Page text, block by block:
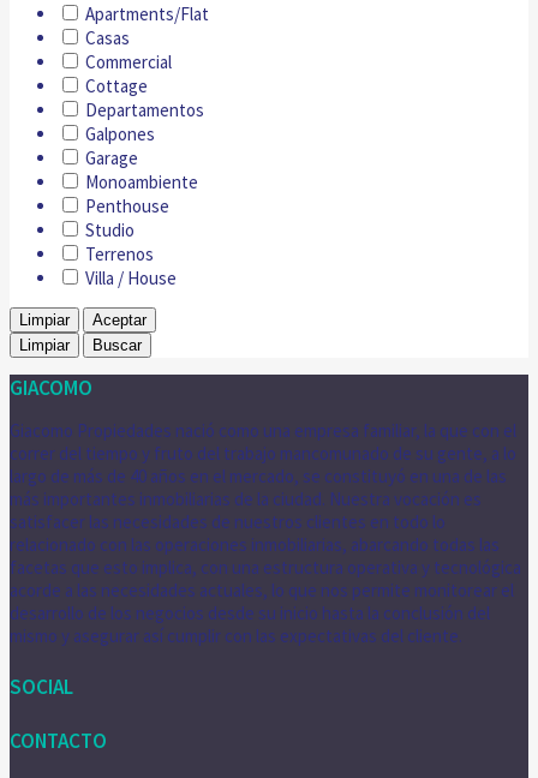
Apartments/Flat
Casas
Commercial
Cottage
Departamentos
Galpones
Garage
Monoambiente
Penthouse
Studio
Terrenos
Villa / House
Limpiar
Aceptar
Limpiar
Buscar
GIACOMO
Giacomo Propiedades nació como una empresa familiar, la que con el
correr del tiempo y fruto del trabajo mancomunado de su gente, a lo
largo de más de 40 años en el mercado, se constituyó en una de las
más importantes inmobiliarias de la ciudad. Nuestra vocación es
satisfacer las necesidades de nuestros clientes en todo lo
relacionado con las operaciones inmobiliarias, abarcando todas las
facetas que esto implica, con una estructura operativa y tecnológica
acorde a las necesidades actuales, lo que nos permite monitorear el
desarrollo de los negocios desde su inicio hasta la conclusión del
mismo y asegurar así cumplir con las expectativas del cliente.
SOCIAL
CONTACTO